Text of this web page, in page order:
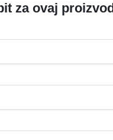
za ovaj proizvod